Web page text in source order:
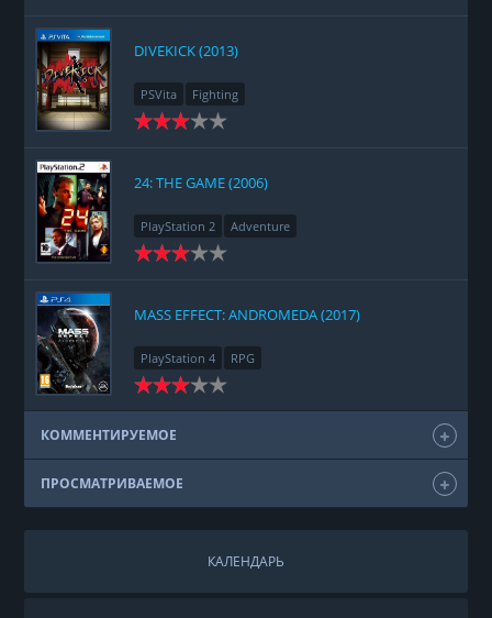
DIVEKICK (2013)
PSVita Fighting
24: THE GAME (2006)
PlayStation 2 Adventure
MASS EFFECT: ANDROMEDA (2017)
PlayStation 4 RPG
КОММЕНТИРУЕМОЕ
ПРОСМАТРИВАЕМОЕ
КАЛЕНДАРЬ